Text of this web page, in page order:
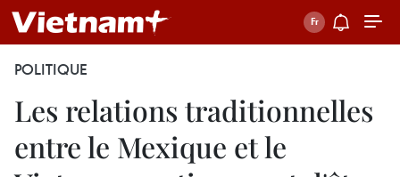
POLITIQUE
Les relations traditionnelles
entre le Mexique et le